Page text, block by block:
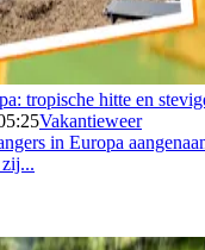
tropische hitte en
Vakantieweer
in Europa